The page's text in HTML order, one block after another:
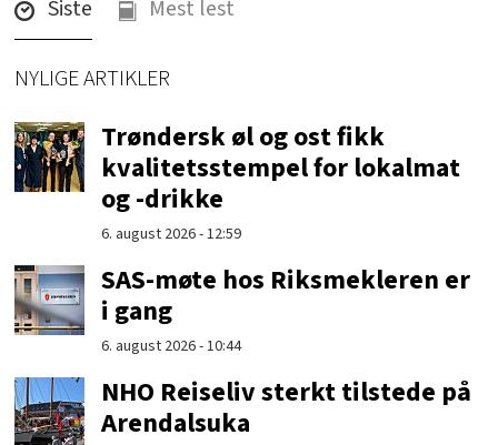
Siste Mest lest
NYLIGE ARTIKLER
Trøndersk øl og ost fikk
kvalitetsstempel for lokalmat
og -drikke
6. august 2026 - 12:59
SAS-møte hos Riksmekleren er
i gang
6. august 2026 - 10:44
NHO Reiseliv sterkt tilstede på
Arendalsuka